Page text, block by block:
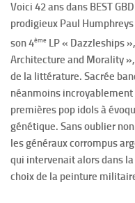
Voici 42 ans dans BEST
prodigieux Paul
son 4ème LP « Dazzleships
Architecture and Morality
de la littérature. Sacrée
néanmoins
premières pop idols à
génétique. Sans oublier
les généraux corrompus
qui intervenait alors dans
choix de la peinture